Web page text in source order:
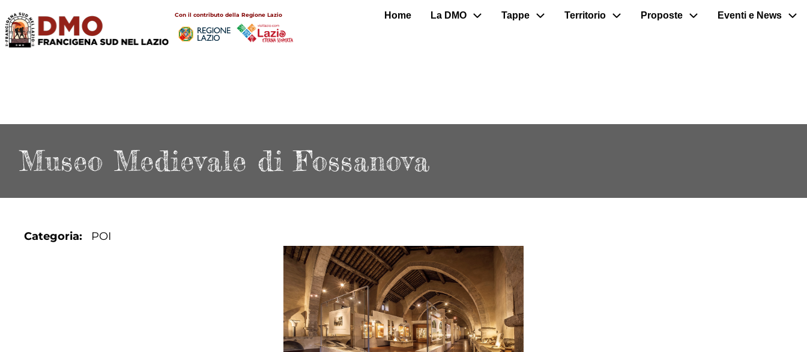
Salta
al
contenuto
Con il contributo della Regione Lazio
Main
navigation
Home La DMO Tappe Territorio Proposte Eventi e News
Museo Medievale di Fossanova
Categoria POI